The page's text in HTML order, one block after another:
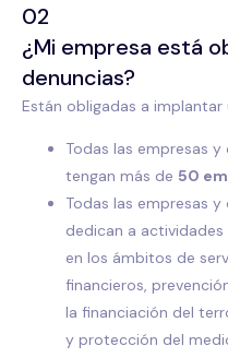
02
¿Mi empresa está
denuncias?
Están obligadas a implantar
Todas las empresas
tengan más de 50
Todas las empresas
dedican a actividades
en los ámbitos de
financieros,
la financiación del
y protección del